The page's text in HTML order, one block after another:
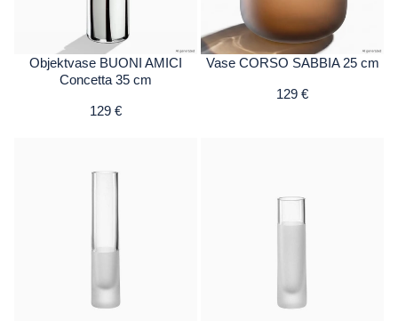
Objektvase BUONI AMICI
Concetta 35 cm
129 €
Vase CORSO SABBIA 25 cm
129 €